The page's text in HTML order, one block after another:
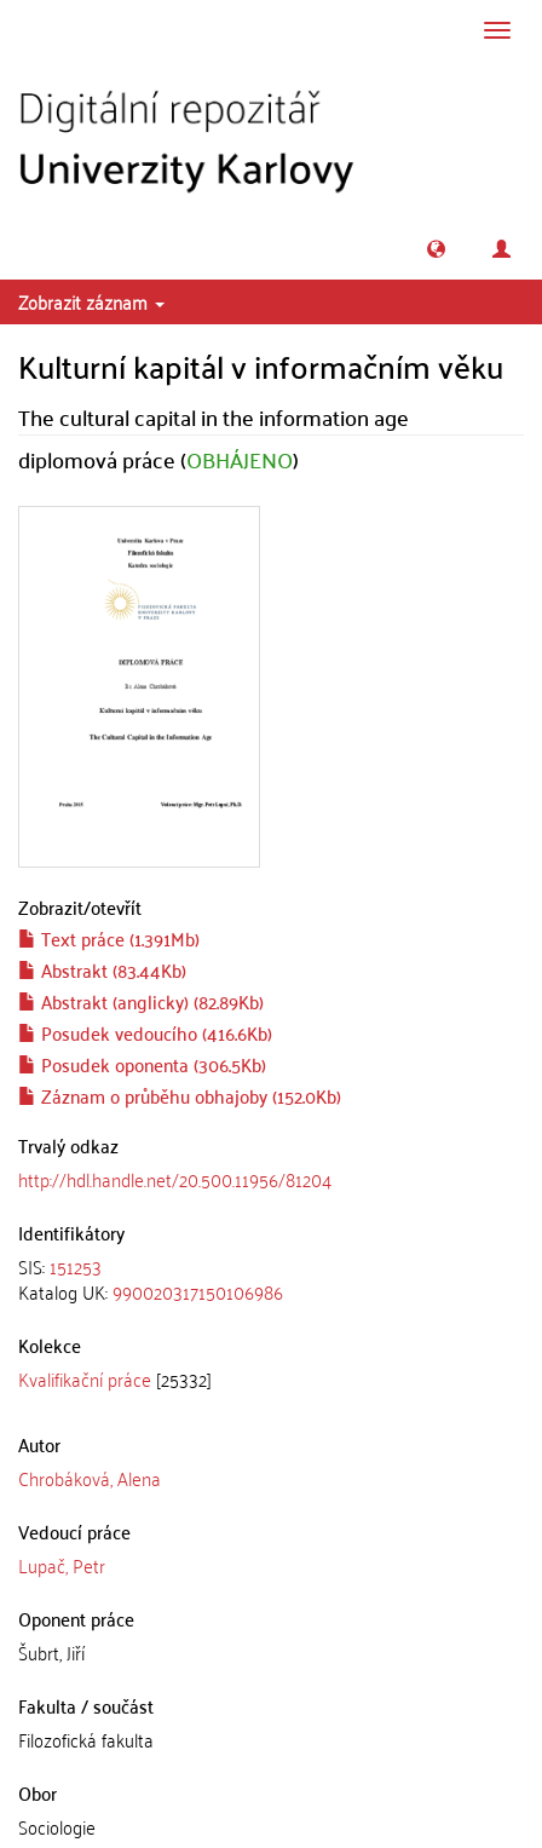
Zobrazit záznam
Kulturní kapitál v informačním věku
The cultural capital in the information age
diplomová práce (OBHÁJENO)
Zobrazit/otevřít
Text práce (1.391Mb)
Abstrakt (83.44Kb)
Abstrakt (anglicky) (82.89Kb)
Posudek vedoucího (416.6Kb)
Posudek oponenta (306.5Kb)
Záznam o průběhu obhajoby (152.0Kb)
Trvalý odkaz
http://hdl.handle.net/20.500.11956/81204
Identifikátory
SIS:151253
Katalog UK:990020317150106986
Kolekce
Kvalifikační práce [25332]
Autor
Chrobáková, Alena
Vedoucí práce
Lupač, Petr
Oponent práce
Šubrt, Jiří
Fakulta / součást
Filozofická fakulta
Obor
Sociologie